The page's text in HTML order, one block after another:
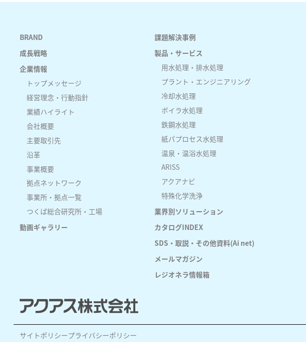
BRAND
成長戦略
企業情報
トップメッセージ
経営理念・行動指針
業績ハイライト
会社概要
主要取引先
沿革
事業概要
拠点ネットワーク
事業所・拠点一覧
つくば総合研究所・工場
動画ギャラリー
課題解決事例
製品・サービス
用水処理・排水処理
プラント・エンジニアリング
冷却水処理
ボイラ水処理
鉄鋼水処理
紙パプロセス水処理
温泉・温浴水処理
ARISS
アクアナビ
特殊化学洗浄
業界別ソリューション
カタログINDEX
SDS・取説・その他資料(Ai net)
メールマガジン
レジオネラ情報箱
サイトポリシープライバシーポリシー